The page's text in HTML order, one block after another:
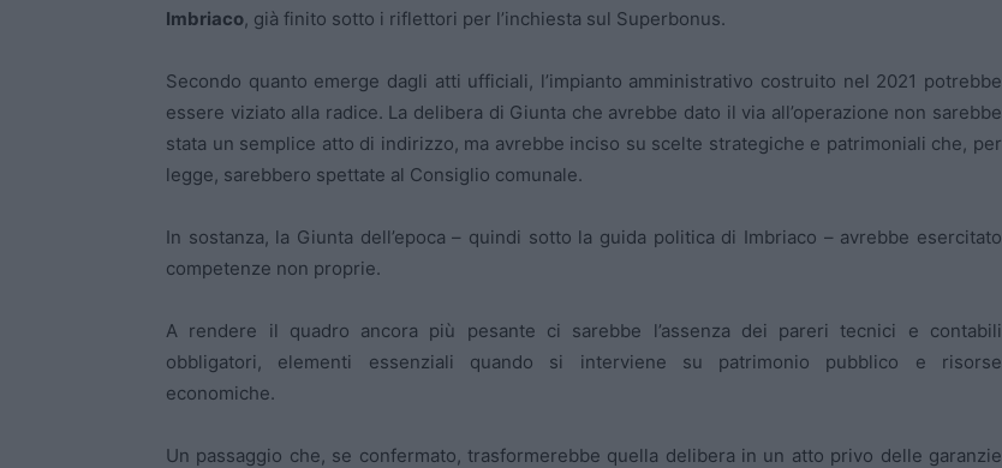
Imbriaco, già finito sotto i riflettori per l’inchiesta sul Superbonus.
Secondo quanto emerge dagli atti ufficiali, l’impianto amministrativo costruito nel 2021 potrebbe
essere viziato alla radice. La delibera di Giunta che avrebbe dato il via all’operazione non sarebbe
stata un semplice atto di indirizzo, ma avrebbe inciso su scelte strategiche e patrimoniali che, per
legge, sarebbero spettate al Consiglio comunale.
In sostanza, la Giunta dell’epoca – quindi sotto la guida politica di Imbriaco – avrebbe esercitato
competenze non proprie.
A rendere il quadro ancora più pesante ci sarebbe l’assenza dei pareri tecnici e contabili
obbligatori, elementi essenziali quando si interviene su patrimonio pubblico e risorse
economiche.
Un passaggio che, se confermato, trasformerebbe quella delibera in un atto privo delle garanzie